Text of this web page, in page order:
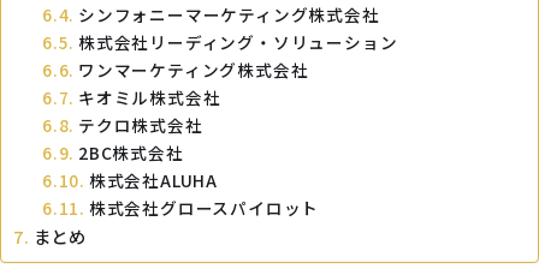
シンフォニーマーケティング株式会社
株式会社リーディング・ソリューション
ワンマーケティング株式会社
キオミル株式会社
テクロ株式会社
2BC株式会社
株式会社ALUHA
株式会社グロースパイロット
まとめ